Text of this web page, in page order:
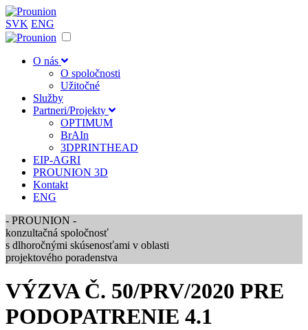
SVK ENG
O nás
O spoločnosti
Užitočné
Služby
Partneri/Projekty
OPTIMUM
BrAIn
3DPRINTHEAD
EIP-AGRI
PROUNION 3D
Kontakt
ENG
- PROUNION -
konzultačná spoločnosť
s dlhoročnými skúsenosťami v oblasti
projektového poradenstva
VÝZVA Č. 50/PRV/2020 PRE
PODOPATRENIE 4.1